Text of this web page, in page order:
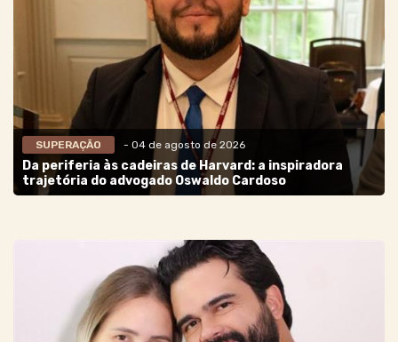
SUPERAÇÃO - 04 de agosto de 2026
Da periferia às cadeiras de Harvard: a inspiradora
trajetória do advogado Oswaldo Cardoso